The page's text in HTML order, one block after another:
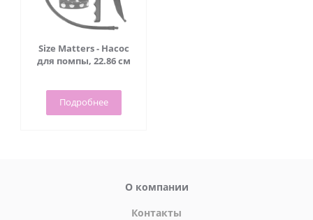
Size Matters - Насос
для помпы, 22.86 см
Подробнее
О компании
Контакты